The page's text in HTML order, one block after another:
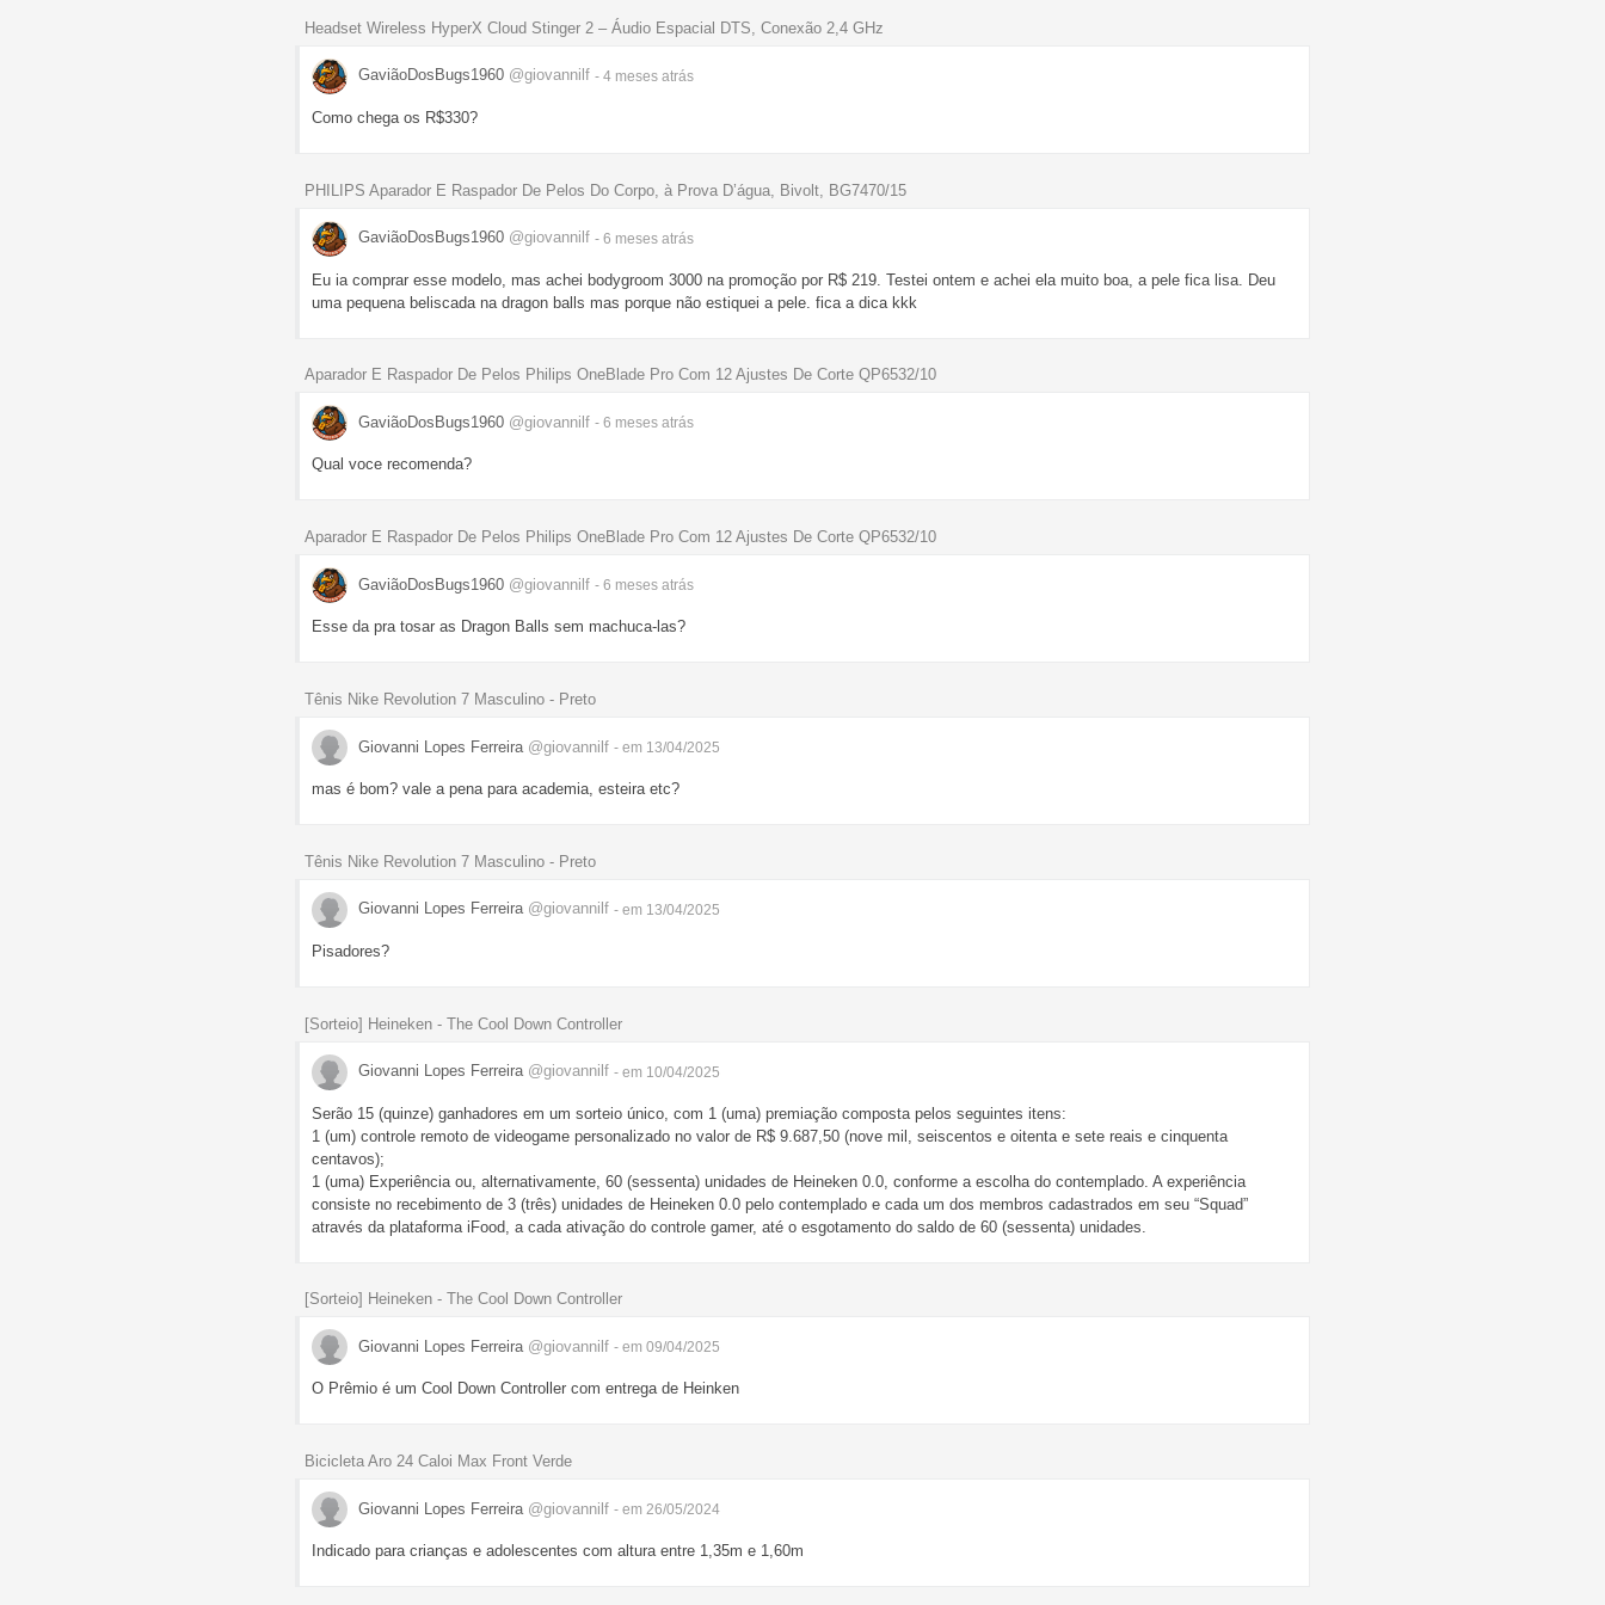
Headset Wireless HyperX Cloud Stinger 2 – Áudio Espacial DTS, Conexão 2,4 GHz
GaviãoDosBugs1960 @giovannilf - 4 meses atrás
Como chega os R$330?
PHILIPS Aparador E Raspador De Pelos Do Corpo, à Prova D’água, Bivolt, BG7470/15
GaviãoDosBugs1960 @giovannilf - 6 meses atrás
Eu ia comprar esse modelo, mas achei bodygroom 3000 na promoção por R$ 219. Testei ontem e achei ela muito boa, a pele fica lisa. Deu
uma pequena beliscada na dragon balls mas porque não estiquei a pele. fica a dica kkk
Aparador E Raspador De Pelos Philips OneBlade Pro Com 12 Ajustes De Corte QP6532/10
GaviãoDosBugs1960 @giovannilf - 6 meses atrás
Qual voce recomenda?
Aparador E Raspador De Pelos Philips OneBlade Pro Com 12 Ajustes De Corte QP6532/10
GaviãoDosBugs1960 @giovannilf - 6 meses atrás
Esse da pra tosar as Dragon Balls sem machuca-las?
Tênis Nike Revolution 7 Masculino - Preto
Giovanni Lopes Ferreira @giovannilf - em 13/04/2025
mas é bom? vale a pena para academia, esteira etc?
Tênis Nike Revolution 7 Masculino - Preto
Giovanni Lopes Ferreira @giovannilf - em 13/04/2025
Pisadores?
[Sorteio] Heineken - The Cool Down Controller
Giovanni Lopes Ferreira @giovannilf - em 10/04/2025
Serão 15 (quinze) ganhadores em um sorteio único, com 1 (uma) premiação composta pelos seguintes itens:
1 (um) controle remoto de videogame personalizado no valor de R$ 9.687,50 (nove mil, seiscentos e oitenta e sete reais e cinquenta
centavos);
1 (uma) Experiência ou, alternativamente, 60 (sessenta) unidades de Heineken 0.0, conforme a escolha do contemplado. A experiência
consiste no recebimento de 3 (três) unidades de Heineken 0.0 pelo contemplado e cada um dos membros cadastrados em seu “Squad”
através da plataforma iFood, a cada ativação do controle gamer, até o esgotamento do saldo de 60 (sessenta) unidades.
[Sorteio] Heineken - The Cool Down Controller
Giovanni Lopes Ferreira @giovannilf - em 09/04/2025
O Prêmio é um Cool Down Controller com entrega de Heinken
Bicicleta Aro 24 Caloi Max Front Verde
Giovanni Lopes Ferreira @giovannilf - em 26/05/2024
Indicado para crianças e adolescentes com altura entre 1,35m e 1,60m